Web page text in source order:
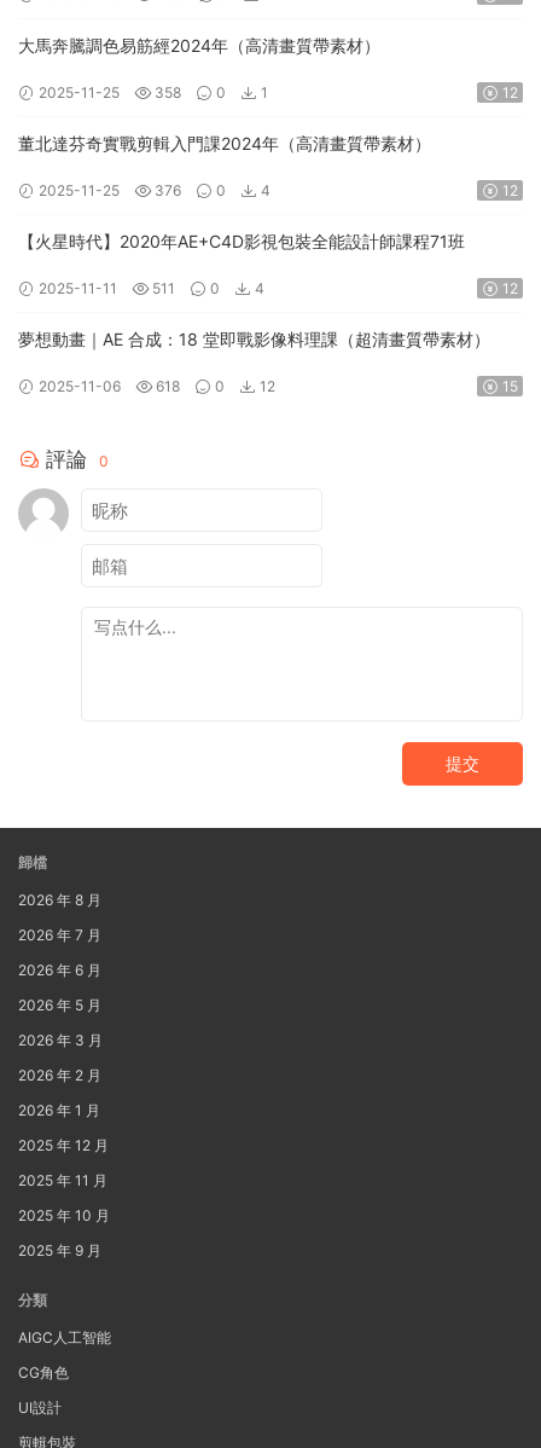
大馬奔騰調色易筋經2024年（高清畫質帶素材）
2025-11-25 358 0 1 12
董北達芬奇實戰剪輯入門課2024年（高清畫質帶素材）
2025-11-25 376 0 4 12
【火星時代】2020年AE+C4D影視包裝全能設計師課程71班
2025-11-11 511 0 4 12
夢想動畫｜AE 合成：18 堂即戰影像料理課（超清畫質帶素材）
2025-11-06 618 0 12 15
評論 0
提交
歸檔
2026 年 8 月
2026 年 7 月
2026 年 6 月
2026 年 5 月
2026 年 3 月
2026 年 2 月
2026 年 1 月
2025 年 12 月
2025 年 11 月
2025 年 10 月
2025 年 9 月
分類
AIGC人工智能
CG角色
UI設計
剪輯包裝